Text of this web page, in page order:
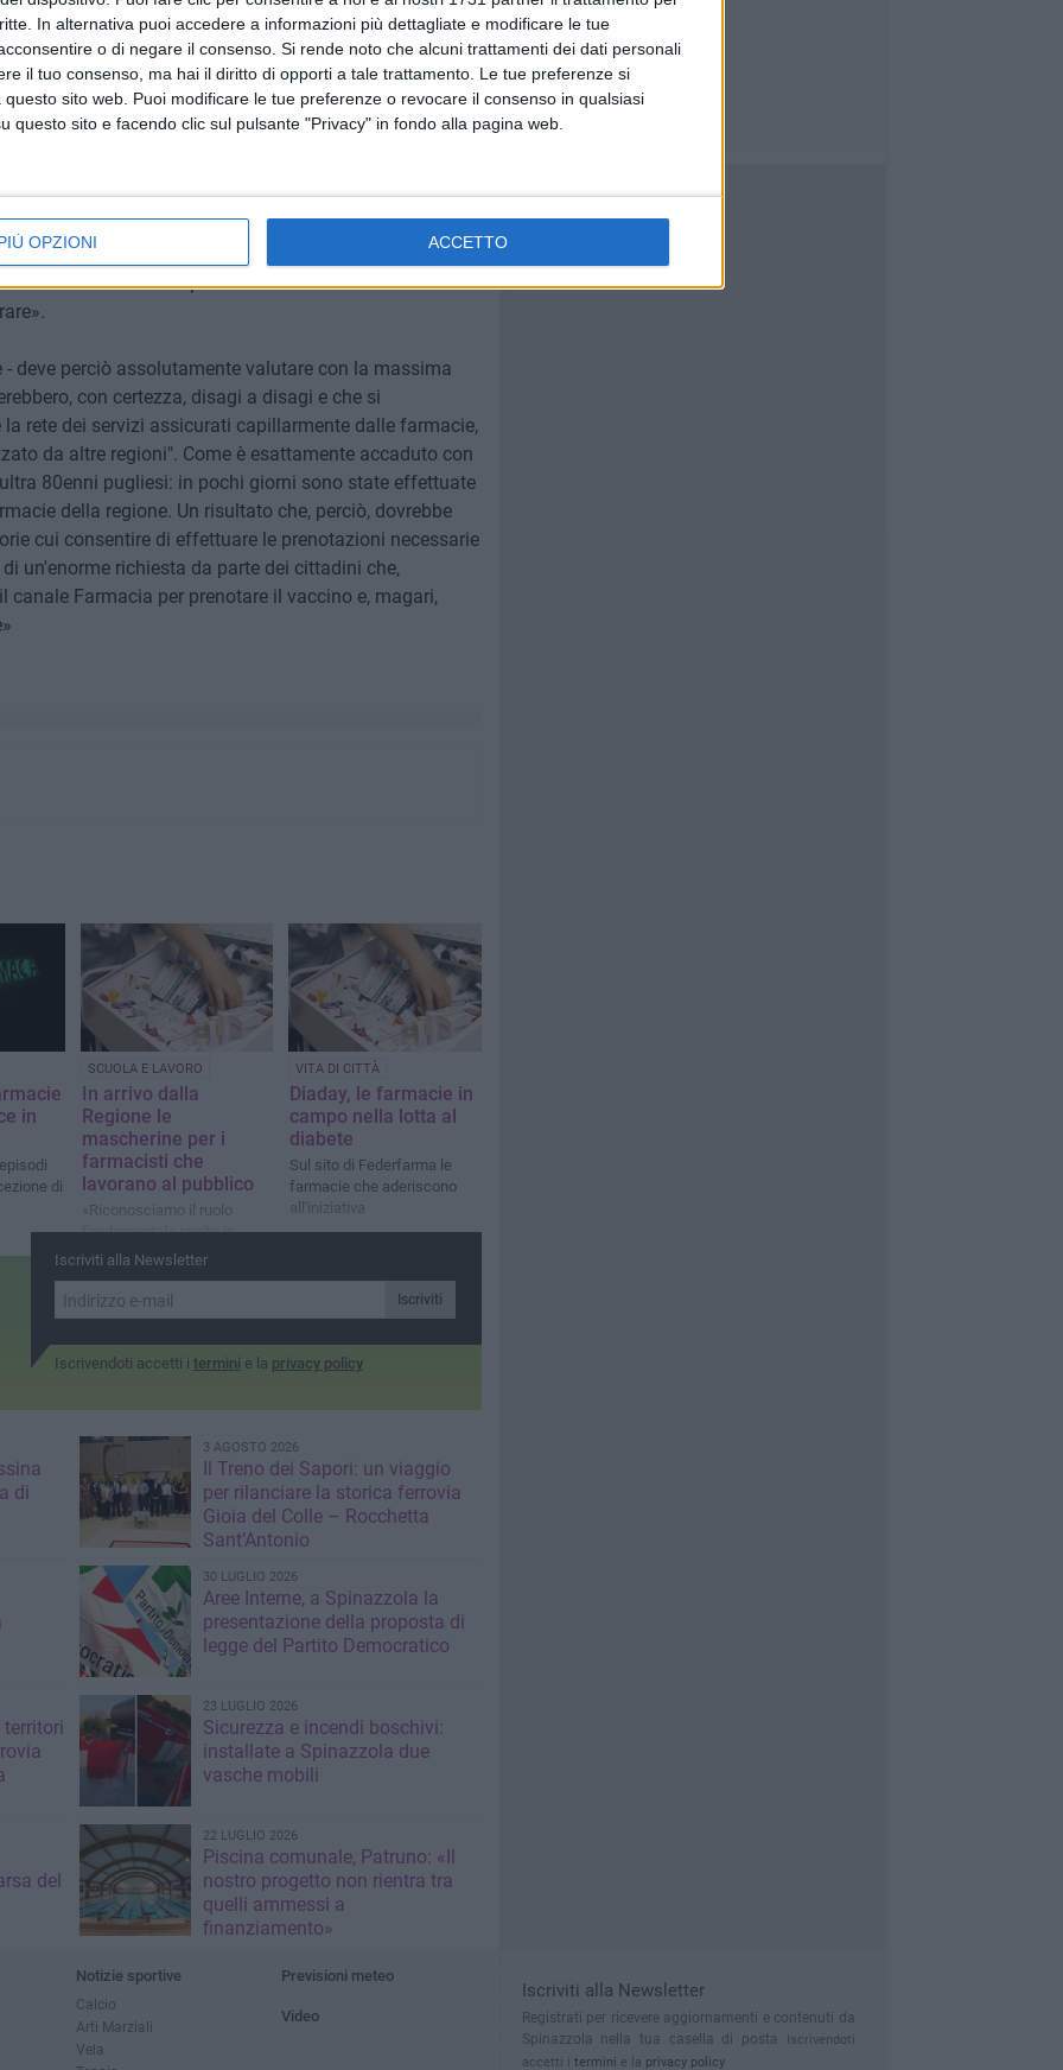
In alternativa puoi accedere a informazioni più dettagliate e modificare le tue
o di negare il consenso. Si rende noto che alcuni trattamenti dei dati personali
il tuo consenso, ma hai il diritto di opporti a tale trattamento. Le tue preferenze si
sito web. Puoi modificare le tue preferenze o revocare il consenso in qualsiasi
questo sito e facendo clic sul pulsante "Privacy" in fondo alla pagina web.
OPZIONI ACCETTO
presidente di Federfarma Bat- sarebbero gli effetti
e Federfarma in merito alla distribuzione degli ausilii
se la Regione si rende conto dei disagi enormi che
come quelli disseminati nel foggiano e nel
ospedale con farmacia ce l'hanno, perchè tutti si
centinaia di richieste. Da qui i disagi provocati dal voler
invece, sono in ogni città, in ogni quartiere, assolvono a
anche in distribuzione per conto della
anche orari di apertura e chiusura che nessun'altra
- deve perciò assolutamente valutare con la massima
con certezza, disagi a disagi e che si
rete dei servizi assicurati capillarmente dalle farmacie,
da altre regioni". Come è esattamente accaduto con
80enni pugliesi: in pochi giorni sono state effettuate
della regione. Un risultato che, perciò, dovrebbe
cui consentire di effettuare le prenotazioni necessarie
un'enorme richiesta da parte dei cittadini che,
Farmacia per prenotare il vaccino e, magari,
in
di
SCUOLA E LAVORO
In arrivo dalla
Regione le
mascherine per i
farmacisti che
lavorano al pubblico
«Riconosciamo il ruolo
fondamentale svolto in
questo particolare
VITA DI CITTÀ
Diaday, le farmacie in
campo nella lotta al
diabete
Sul sito di Federfarma le
farmacie che aderiscono
all'iniziativa
Iscriviti alla Newsletter
Iscriviti
Iscrivendoti accetti i termini e la privacy policy
di
3 AGOSTO 2026
Il Treno dei Sapori: un viaggio
per rilanciare la storica ferrovia
Gioia del Colle – Rocchetta
Sant’Antonio
30 LUGLIO 2026
Aree Interne, a Spinazzola la
presentazione della proposta di
legge del Partito Democratico
23 LUGLIO 2026
Sicurezza e incendi boschivi:
installate a Spinazzola due
vasche mobili
del
22 LUGLIO 2026
Piscina comunale, Patruno: «Il
nostro progetto non rientra tra
quelli ammessi a
finanziamento»
Notizie sportive
Calcio
Arti Marziali
Vela
Previsioni meteo
Video
Iscriviti alla Newsletter
Registrati per ricevere aggiornamenti e contenuti da
Spinazzola nella tua casella di posta
Iscrivendoti
accetti i termini e la privacy policy